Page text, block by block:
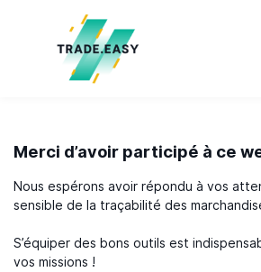
Merci d’avoir participé à ce
Nous espérons avoir répondu à vos
sensible de la traçabilité des
S’équiper des bons outils est
vos missions !